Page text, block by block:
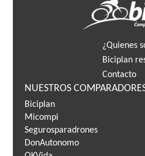
¿Quienes
Biciplan
Contacto
NUESTROS
Biciplan
Micompi
Segurosparadrones
DonAutonomo